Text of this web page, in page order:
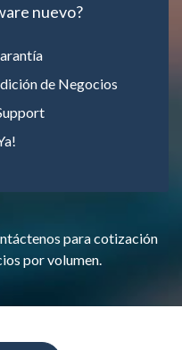
nuevo?
de Negocios
para cotización
por volumen.